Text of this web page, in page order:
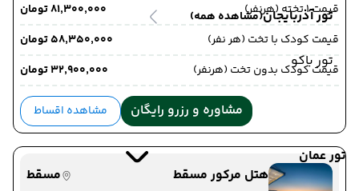
تور آذربایجان(مشاهده همه)
تور باکو
تور عمان
قیمت 1 تخته (هرنفر)
۸۱٬۳۰۰٬۰۰۰ تومان
قیمت کودک با تخت (هر نفر)
۵۸٬۳۵۰٬۰۰۰ تومان
قیمت کودک بدون تخت (هرنفر)
۳۲٬۹۰۰٬۰۰۰ تومان
مشاوره و رزرو رایگان مشاهده اقساط
هتل مرکور مسقط
مسقط